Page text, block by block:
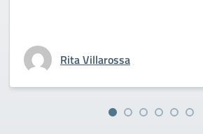
Rita Villarossa